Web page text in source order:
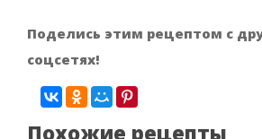
Поделись этим рецептом с
соцсетях!
Похожие рецепты